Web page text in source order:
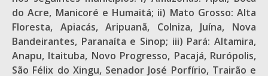
do Acre, Manicoré e Humaitá; ii) Mato Grosso: Alta
Floresta, Apiacás, Aripuanã, Colniza, Juína, Nova
Bandeirantes, Paranaíta e Sinop; iii) Pará: Altamira,
Anapu, Itaituba, Novo Progresso, Pacajá, Rurópolis,
São Félix do Xingu, Senador José Porfírio, Trairão e